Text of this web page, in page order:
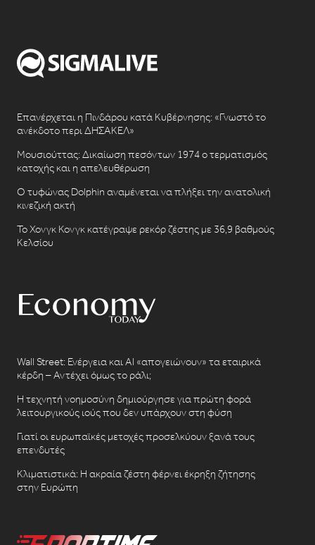
Επανέρχεται η Πινδάρου κατά Κυβέρνησης: «Γνωστό το
ανέκδοτο περι ΔΗΣΑΚΕΛ»
Μουσιούττας: Δικαίωση πεσόντων 1974 ο τερματισμός
κατοχής και η απελευθέρωση
Ο τυφώνας Dolphin αναμένεται να πλήξει την ανατολική
κινεζική ακτή
Το Χονγκ Κονγκ κατέγραψε ρεκόρ ζέστης με 36,9 βαθμούς
Κελσίου
Wall Street: Ενέργεια και AI «απογειώνουν» τα εταιρικά
κέρδη – Αντέχει όμως το ράλι;
Η τεχνητή νοημοσύνη δημιούργησε για πρώτη φορά
λειτουργικούς ιούς που δεν υπάρχουν στη φύση
Γιατί οι ευρωπαϊκές μετοχές προσελκύουν ξανά τους
επενδυτές
Κλιματιστικά: Η ακραία ζέστη φέρνει έκρηξη ζήτησης
στην Ευρώπη